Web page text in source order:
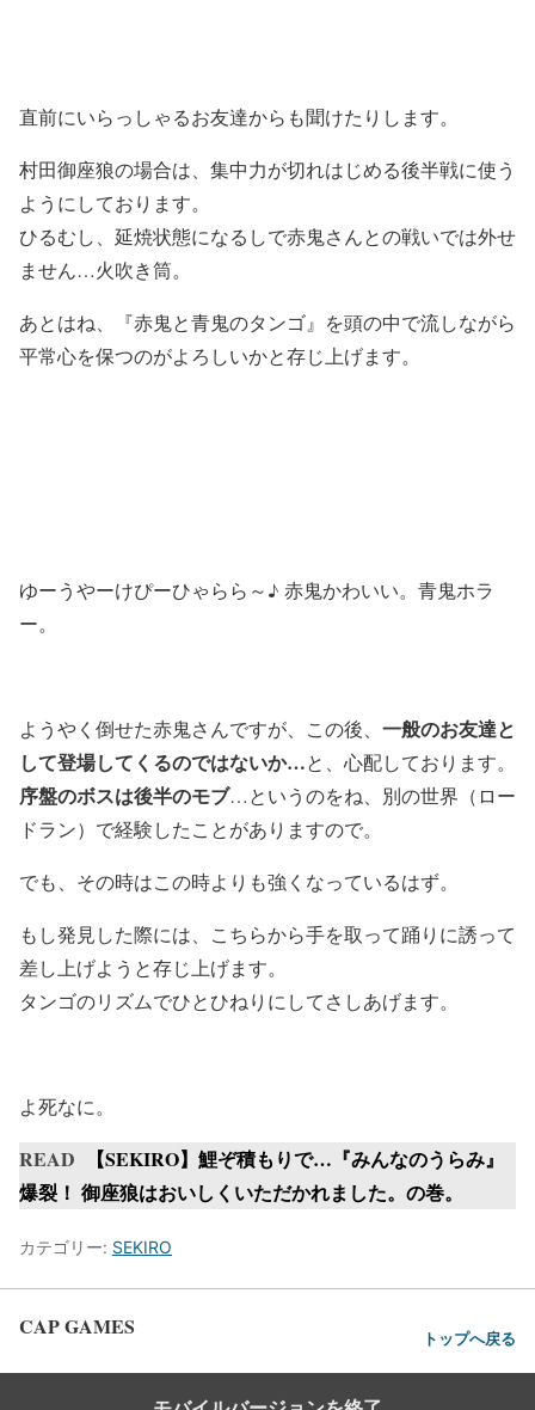
直前にいらっしゃるお友達からも聞けたりします。
村田御座狼の場合は、集中力が切れはじめる後半戦に使う
ようにしております。
ひるむし、延焼状態になるしで赤鬼さんとの戦いでは外せ
ません…火吹き筒。
あとはね、『赤鬼と青鬼のタンゴ』を頭の中で流しながら
平常心を保つのがよろしいかと存じ上げます。
ゆーうやーけぴーひゃらら～♪ 赤鬼かわいい。青鬼ホラ
ー。
ようやく倒せた赤鬼さんですが、この後、 一般のお友達と
して登場してくるのではないか…と、心配しております。
序盤のボスは後半のモブ…というのをね、別の世界（ロー
ドラン）で経験したことがありますので。
でも、その時はこの時よりも強くなっているはず。
もし発見した際には、こちらから手を取って踊りに誘って
差し上げようと存じ上げます。
タンゴのリズムでひとひねりにしてさしあげます。
よ死なに。
READ
【SEKIRO】鯉ぞ積もりで…『みんなのうらみ』
爆裂！ 御座狼はおいしくいただかれました。の巻。
カテゴリー: SEKIRO
CAP GAMES トップへ戻る